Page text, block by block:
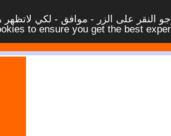
النقر على الزر - موافق - لكي لاتظهر
to ensure you get the best